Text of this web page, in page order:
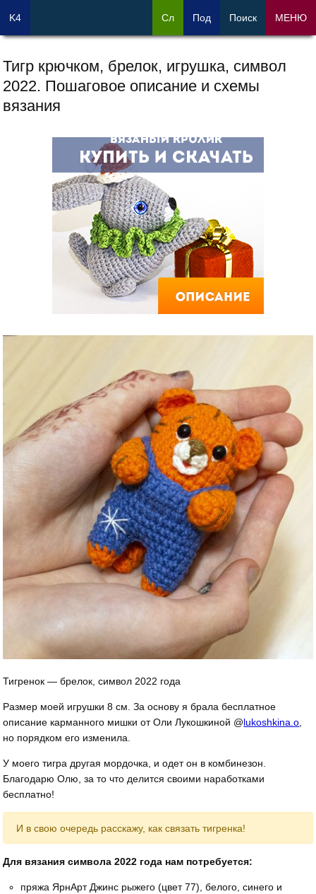
Тигр крючком, брелок, игрушка, символ
2022. Пошаговое описание и схемы
вязания
Тигренок — брелок, символ 2022 года
Размер моей игрушки 8 см. За основу я брала бесплатное
описание карманного мишки от Оли Лукошкиной @lukoshkina.o,
но порядком его изменила.
У моего тигра другая мордочка, и одет он в комбинезон.
Благодарю Олю, за то что делится своими наработками
бесплатно!
И в свою очередь расскажу, как связать тигренка!
Для вязания символа 2022 года нам потребуется:
пряжа ЯрнАрт Джинс рыжего (цвет 77), белого, синего и
K4 Сл Под Поиск МЕНЮ